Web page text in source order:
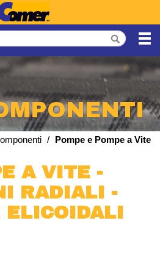
/ Pompe e Pompe a Vite
A VITE -
RADIALI -
ELICOIDALI